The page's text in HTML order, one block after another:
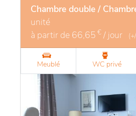
Chambre double /
unité
à partir de 66,65 € / jour
Meublé WC privé